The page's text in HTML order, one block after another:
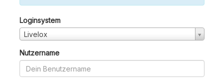
Loginsystem
Livelox
Nutzername